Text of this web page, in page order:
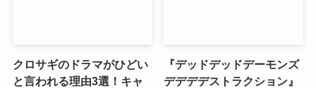
クロサギのドラマがひどい
と言われる理由3選！キャ
『デッドデッドデーモンズ
デデデデストラクション』